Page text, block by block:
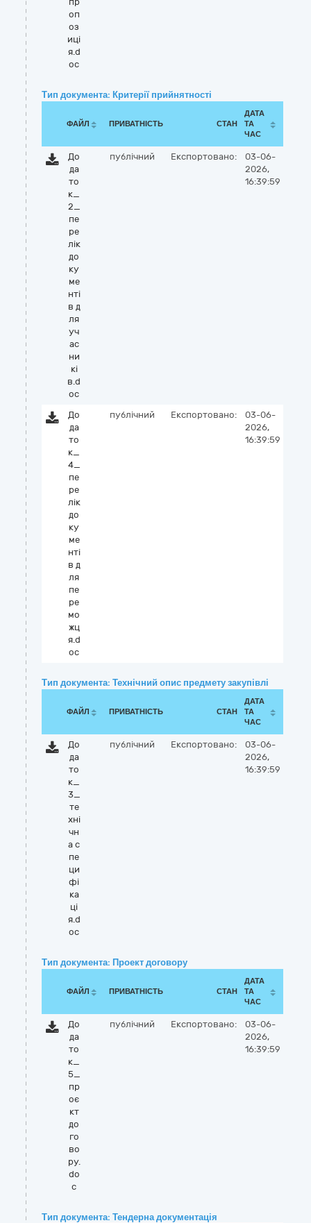
оп
оз
иці
я.d
oc
Тип документа: Критерії прийнятності
ФАЙЛ ПРИВАТНІСТЬ СТАН
ДАТА
ТА
ЧАС
До
да
то
к_
2_
пе
ре
лік
до
ку
ме
нті
в д
ля
уч
ас
ни
кі
в.d
oc
публічний Експортовано:
03-06-
2026,
16:39:59
До
да
то
к_
4_
пе
ре
лік
до
ку
ме
нті
в д
ля
пе
ре
мо
жц
я.d
oc
публічний Експортовано:
03-06-
2026,
16:39:59
Тип документа: Технічний опис предмету закупівлі
ФАЙЛ ПРИВАТНІСТЬ СТАН
ДАТА
ТА
ЧАС
До
да
то
к_
3_
те
хні
чн
а с
пе
ци
фі
ка
ці
я.d
oc
публічний Експортовано:
03-06-
2026,
16:39:59
Тип документа: Проект договору
ФАЙЛ ПРИВАТНІСТЬ СТАН
ДАТА
ТА
ЧАС
До
да
то
к_
5_
пр
оє
кт
до
го
во
ру.
do
c
публічний Експортовано:
03-06-
2026,
16:39:59
Тип документа: Тендерна документація